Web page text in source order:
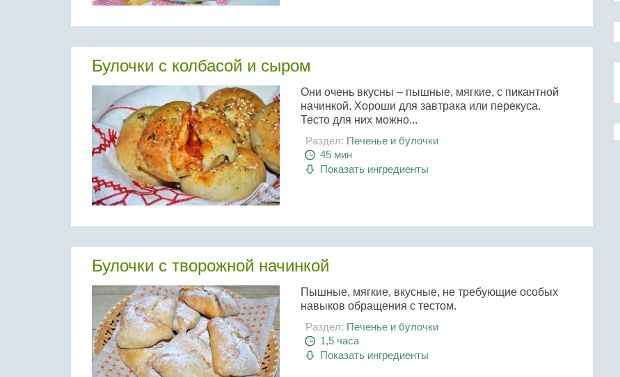
Булочки с колбасой и сыром
Они очень вкусны – пышные, мягкие, с пикантной
начинкой. Хороши для завтрака или перекуса.
Тесто для них можно...
Раздел: Печенье и булочки
45 мин
Показать ингредиенты
Булочки с творожной начинкой
Пышные, мягкие, вкусные, не требующие особых
навыков обращения с тестом.
Раздел: Печенье и булочки
1,5 часа
Показать ингредиенты